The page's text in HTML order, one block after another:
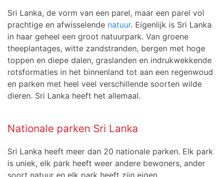
Sri Lanka, de vorm van een parel, maar een parel vol
prachtige en afwisselende natuur. Eigenlijk is Sri Lanka
in haar geheel een groot natuurpark. Van groene
theeplantages, witte zandstranden, bergen met hoge
toppen en diepe dalen, graslanden en indrukwekkende
rotsformaties in het binnenland tot aan een regenwoud
en parken met heel veel verschillende soorten wilde
dieren. Sri Lanka heeft het allemaal.
Nationale parken Sri Lanka
Sri Lanka heeft meer dan 20 nationale parken. Elk park
is uniek, elk park heeft weer andere bewoners, ander
soort natuur en elk park heeft zijn eigen